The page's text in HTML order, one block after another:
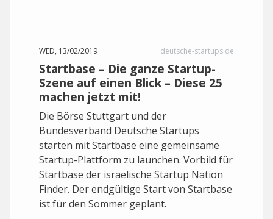
WED, 13/02/2019 deutsche-startups.de
Startbase – Die ganze Startup-
Szene auf einen Blick – Diese 25
machen jetzt mit!
Die Börse Stuttgart und der
Bundesverband Deutsche Startups
starten mit Startbase eine gemeinsame
Startup-Plattform zu launchen. Vorbild für
Startbase der israelische Startup Nation
Finder. Der endgültige Start von Startbase
ist für den Sommer geplant.